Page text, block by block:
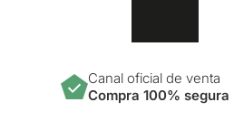
Canal oficial de venta
Compra 100% segura